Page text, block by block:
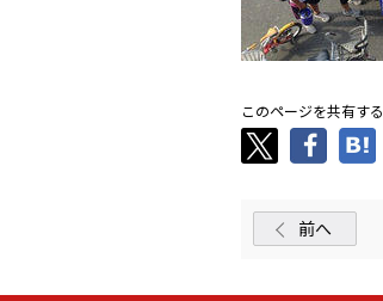
このページを共有する
前へ